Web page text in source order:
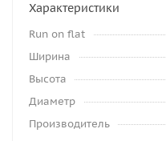
Характеристики
Run on flat
Ширина
Высота
Диаметр
Производитель